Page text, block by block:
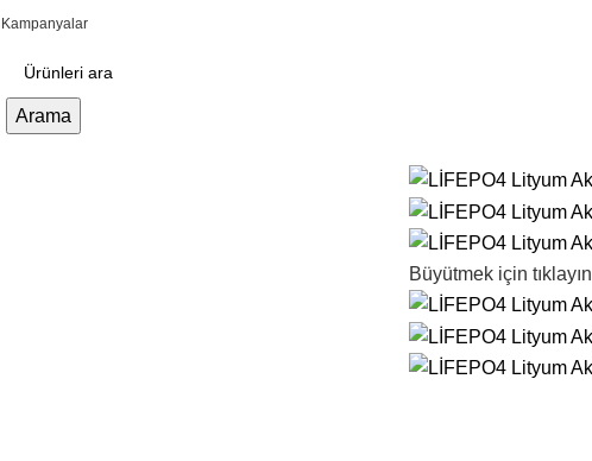
Kampanyalar
Arama
Büyütmek için tıklayın